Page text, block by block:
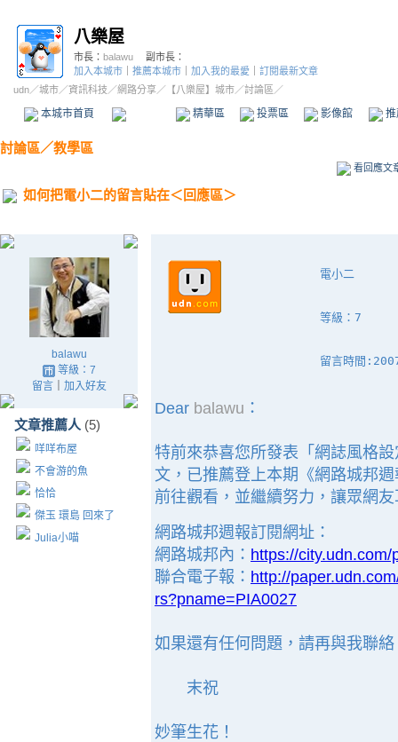
八樂屋
市長： balawu
副市長：
加入本城市
推薦本城市 加入我的最愛
訂閱最新文章
udn／城市／資訊科技 ／網路分享／ 【八樂屋】城市／討論區／
本城市首頁 精華區 投票區 影像館
討論區／教學區
看回應文
如何把電小二的留言貼在＜回應區＞
balawu
等級：7
留言｜ 加入好友
文章推薦人 (5)
咩咩布屋
不會游的魚
恰恰
傑玉 環島 回來了
Julia小喵
電小二
等級：7
留言時間
Dear balawu ：
特前來恭喜您所發表「網誌風格
文，已推薦登上本期《網路城邦
前往觀看，並繼續努力，讓眾網
網路城邦週報訂閱網址：
網路城邦內： https://
聯合電子報： http://
rs?pname=PIA0027
如果還有任何問題，請再與我聯絡
末祝
妙筆生花！